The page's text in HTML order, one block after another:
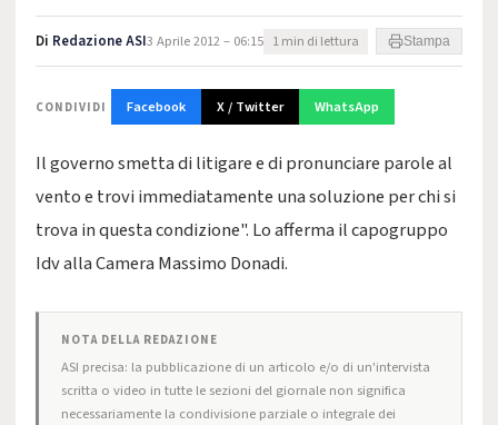
Di Redazione ASI3 Aprile 2012 – 06:15 1 min di lettura Stampa
CONDIVIDI Facebook X / Twitter WhatsApp
Il governo smetta di litigare e di pronunciare parole al
vento e trovi immediatamente una soluzione per chi si
trova in questa condizione". Lo afferma il capogruppo
Idv alla Camera Massimo Donadi.
NOTA DELLA REDAZIONE
ASI precisa: la pubblicazione di un articolo e/o di un'intervista
scritta o video in tutte le sezioni del giornale non significa
necessariamente la condivisione parziale o integrale dei